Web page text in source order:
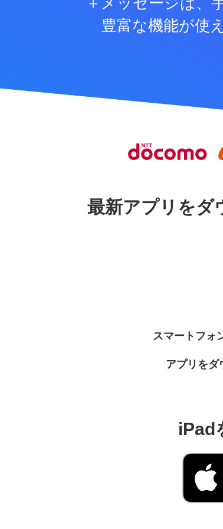
豊富な機能が使
最新アプリをダ
スマートフォ
アプリをダ
iPad